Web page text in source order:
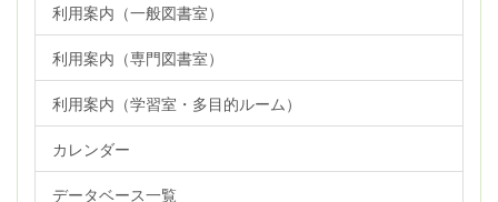
利用案内（一般図書室）
利用案内（専門図書室）
利用案内（学習室・多目的ルーム）
カレンダー
データベース一覧